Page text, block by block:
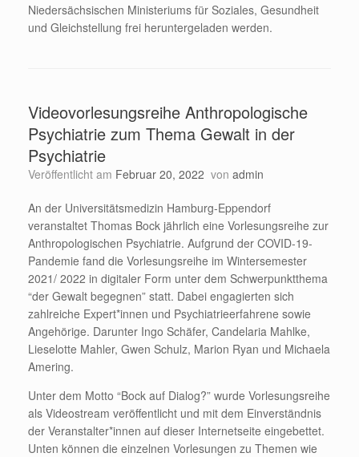
Niedersächsischen Ministeriums für Soziales, Gesundheit
und Gleichstellung frei heruntergeladen werden.
Videovorlesungsreihe Anthropologische
Psychiatrie zum Thema Gewalt in der
Psychiatrie
Veröffentlicht am Februar 20, 2022 von admin
An der Universitätsmedizin Hamburg-Eppendorf
veranstaltet Thomas Bock jährlich eine Vorlesungsreihe zur
Anthropologischen Psychiatrie. Aufgrund der COVID-19-
Pandemie fand die Vorlesungsreihe im Wintersemester
2021/ 2022 in digitaler Form unter dem Schwerpunktthema
“der Gewalt begegnen” statt. Dabei engagierten sich
zahlreiche Expert*innen und Psychiatrieerfahrene sowie
Angehörige. Darunter Ingo Schäfer, Candelaria Mahlke,
Lieselotte Mahler, Gwen Schulz, Marion Ryan und Michaela
Amering.
Unter dem Motto “Bock auf Dialog?” wurde Vorlesungsreihe
als Videostream veröffentlicht und mit dem Einverständnis
der Veranstalter*innen auf dieser Internetseite eingebettet.
Unten können die einzelnen Vorlesungen zu Themen wie